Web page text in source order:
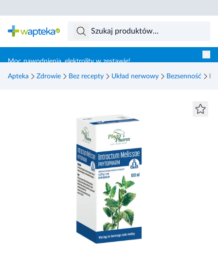
Moc nawodnienia, elektrolity w zestawie!
Apteka Zdrowie Bez recepty Układ nerwowy Bezsenność